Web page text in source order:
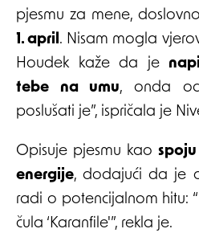
pjesmu za mene,
1. april. Nisam mogla
Houdek kaže da je
tebe na umu, onda
poslušati je”, ispričala je
Opisuje pjesmu kao spoju
energije, dodajući da je
radi o potencijalnom hitu:
čula ‘Karanfile'”, rekla je.